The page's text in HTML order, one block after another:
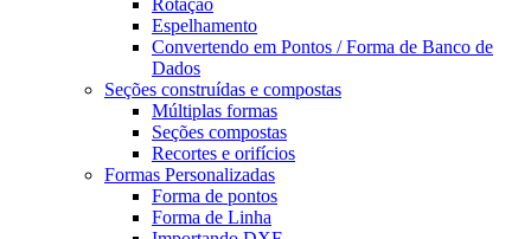
Rotação
Espelhamento
Convertendo em Pontos / Forma de Banco de
Dados
Seções construídas e compostas
Múltiplas formas
Seções compostas
Recortes e orifícios
Formas Personalizadas
Forma de pontos
Forma de Linha